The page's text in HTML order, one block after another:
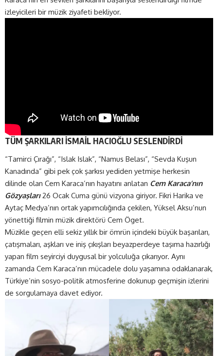
izleyicileri bir müzik ziyafeti bekliyor.
TÜM ŞARKILARI İSMAİL HACIOĞLU SESLENDİRDİ
“Tamirci Çırağı”, “Islak Islak”, “Namus Belası”, “Sevda Kuşun
Kanadında” gibi pek çok şarkısı yediden yetmişe herkesin
dilinde olan Cem Karaca’nın hayatını anlatan Cem Karaca’nın
Gözyaşları26 Ocak Cuma günü vizyona giriyor. Fikri Harika ve
Aytaç Medya’nın ortak yapımcılığında çekilen, Yüksel Aksu’nun
yönettiği filmin müzik direktörü Cem Öget.
Müzikle geçen elli sekiz yıllık bir ömrün içindeki büyük başarıları,
çatışmaları, aşkları ve iniş çıkışları beyazperdeye taşıma hazırlığı
yapan film seyirciyi duygusal bir yolculuğa çıkarıyor. Aynı
zamanda Cem Karaca’nın mücadele dolu yaşamına odaklanarak,
Türkiye’nin sosyo-politik atmosferine dokunup geçmişin izlerini
de sorgulamaya davet ediyor.